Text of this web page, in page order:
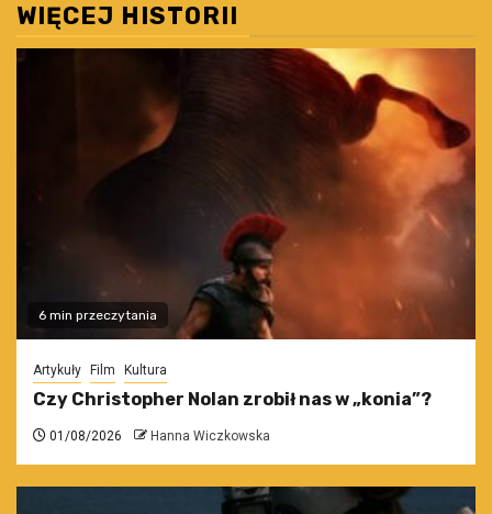
WIĘCEJ HISTORII
6 min przeczytania
Artykuły Film Kultura
Czy Christopher Nolan zrobił nas w „konia”?
01/08/2026 Hanna Wiczkowska